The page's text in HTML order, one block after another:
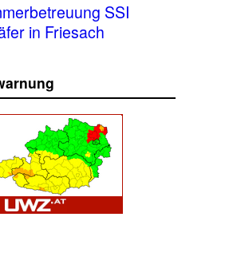
SSI
in Friesach